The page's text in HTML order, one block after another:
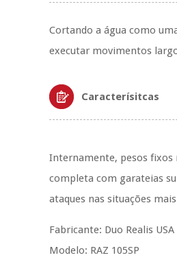
Cortando a água como
executar movimentos
Caracterísitcas
Internamente, pesos fixos
completa com garateias
ataques nas situações
Fabricante: Duo Realis USA
Modelo: RAZ 105SP